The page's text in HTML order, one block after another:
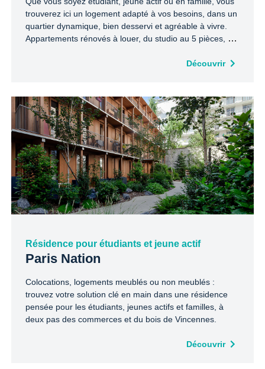
trouverez ici un logement adapté à vos besoins, dans un
quartier dynamique, bien desservi et agréable à vivre.
Appartements rénovés à louer, du studio au 5 pièces, en
Découvrir
Résidence pour étudiants et jeune actif
Paris Nation
Colocations, logements meublés ou non meublés :
trouvez votre solution clé en main dans une résidence
pensée pour les étudiants, jeunes actifs et familles, à
deux pas des commerces et du bois de Vincennes.
Découvrir